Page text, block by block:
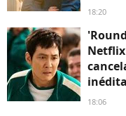
18:20
18:06